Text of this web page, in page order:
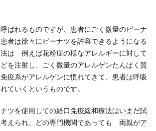
ばれるものですが、患者にごく微量のピーナ
者は徐々にピーナツを許容できるようになる
は 例えば花粉症の様なアレルギーに対して
を注射し、ごく微量のアレルゲンたんぱく質
疫系がアレルゲンに慣れてきて、患者は呼吸
ていくというものです。
ツを使用しての経口免疫緩和療法はいまだ試
えられ、どの専門機関であっても 両親がア